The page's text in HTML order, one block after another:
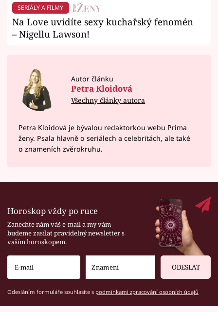
SERIÁLY A FILMY
Na Love uvidíte sexy kuchařský fenomén
– Nigellu Lawson!
Autor článku
Petra Kloidová
Všechny články autora
Petra Kloidová je bývalou redaktorkou webu Prima
ženy. Psala hlavně o seriálech a celebritách, ale také
o znameních zvěrokruhu.
Horoskop vždy po ruce
Zanechte nám váš e-mail a my vám
budeme zasílat pravidelný newsletter s
vaším horoskopem.
ODESLAT
Odesláním formuláře souhlasíte s podmínkami zpracování osobních údajů